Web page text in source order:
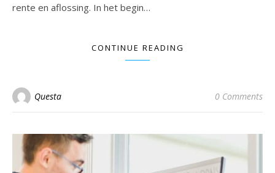
rente en aflossing. In het begin…
CONTINUE READING
Questa 0 Comments